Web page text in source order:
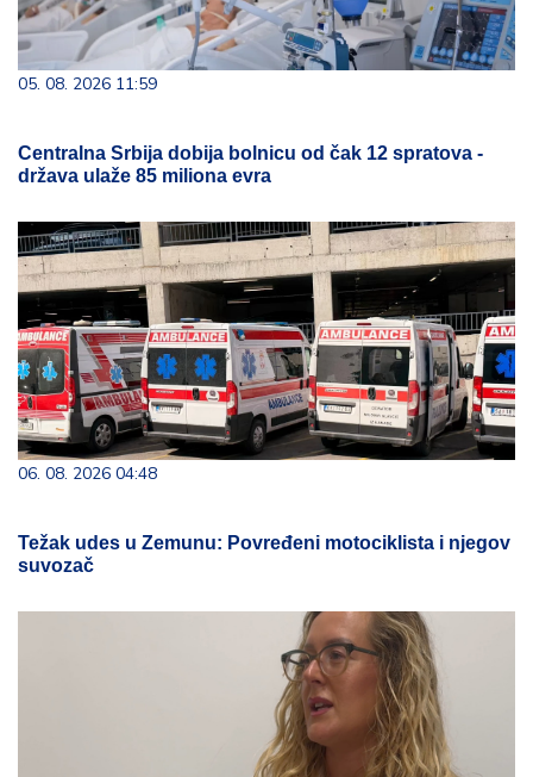
05. 08. 2026 11:59
Centralna Srbija dobija bolnicu od čak 12 spratova -
država ulaže 85 miliona evra
06. 08. 2026 04:48
Težak udes u Zemunu: Povređeni motociklista i njegov
suvozač